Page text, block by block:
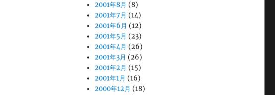
2001年8月 (8)
2001年7月 (14)
2001年6月 (12)
2001年5月 (23)
2001年4月 (26)
2001年3月 (26)
2001年2月 (15)
2001年1月 (16)
2000年12月 (18)